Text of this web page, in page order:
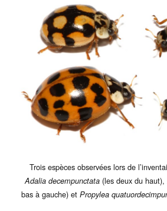
Trois espèces observées lors de
Adalia decempunctata (les deux du haut),
bas à gauche) et Propylea